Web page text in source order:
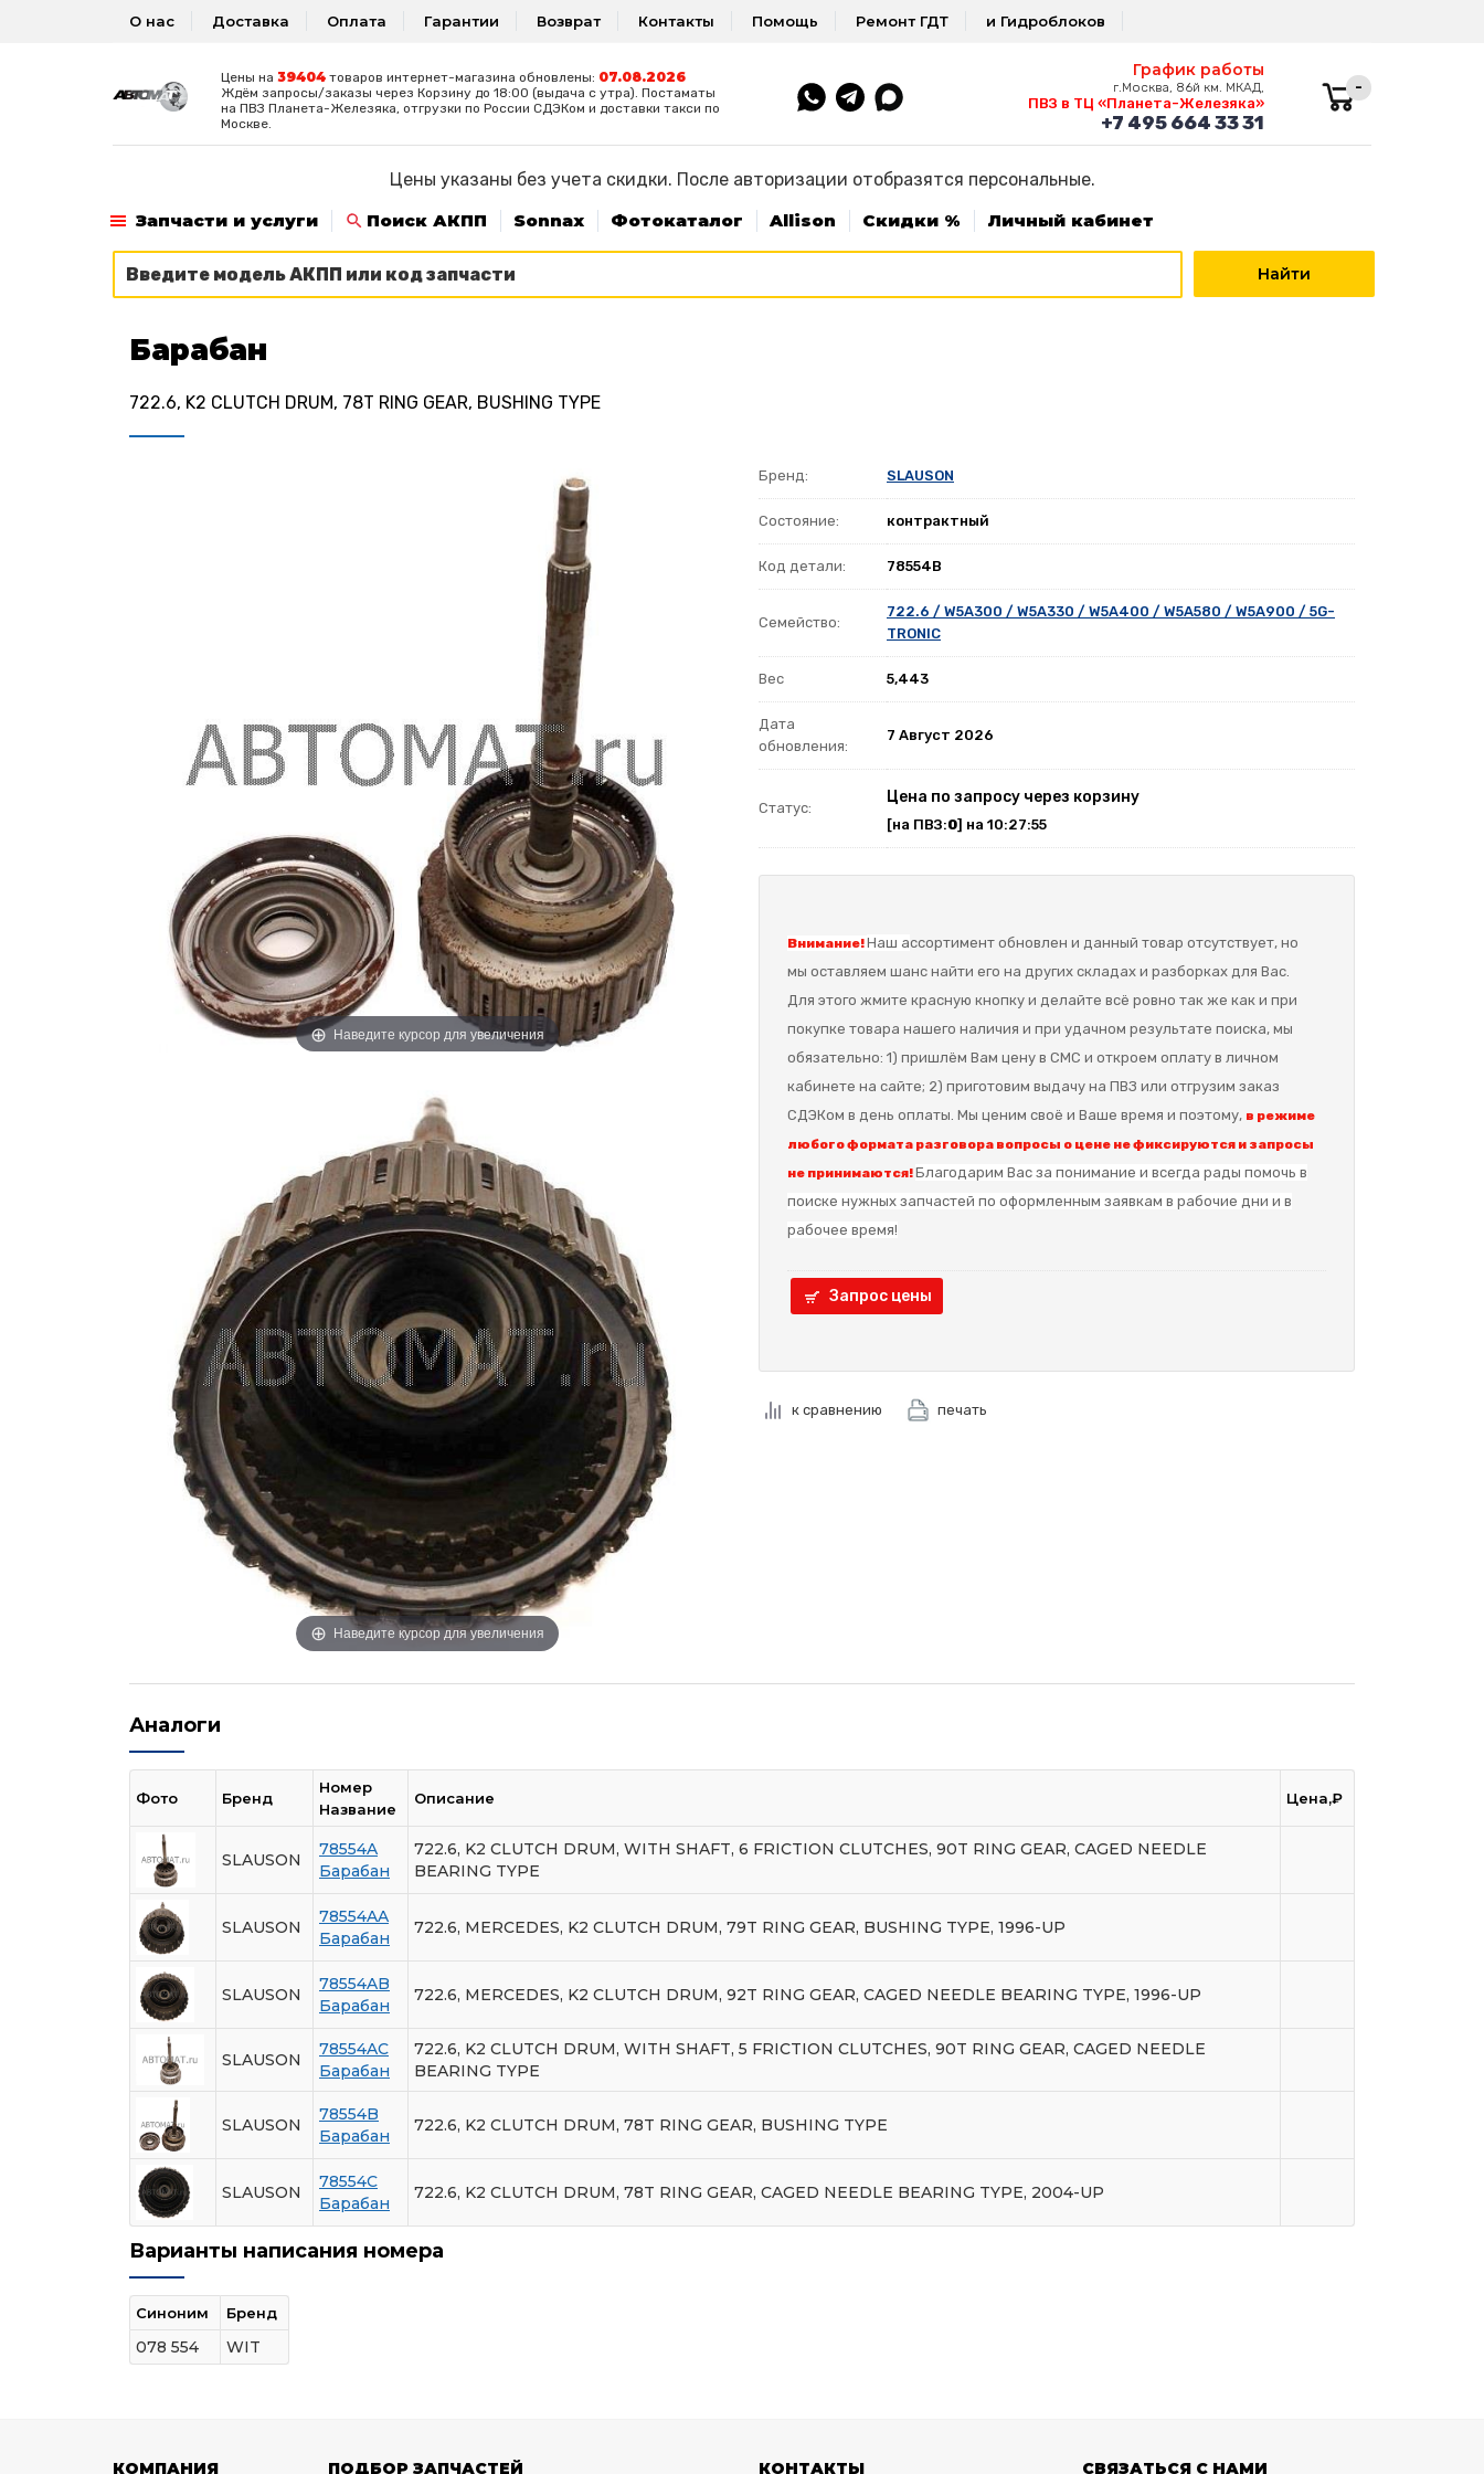
О нас Доставка Оплата Гарантии Возврат Контакты Помощь Ремонт ГДТ и Гидроблоков
Цены на 39404товаров интернет-магазина обновлены: 07.08.2026
Ждём запросы/заказы через Корзину до 18:00 (выдача с утра). Постаматы
на ПВЗ Планета-Железяка, отгрузки по России СДЭКом и доставки такси по
Москве.
График работы
г.Москва, 86й км. МКАД,
ПВЗ в ТЦ «Планета-Железяка»
+7 495 664 33 31
-
Цены указаны без учета скидки. После авторизации отобразятся персональные.
Запчасти и услуги
Поиск АКПП Sonnax Фотокаталог Allison Скидки % Личный кабинет
Барабан
722.6, K2 CLUTCH DRUM, 78T RING GEAR, BUSHING TYPE
Наведите курсор для увеличения
Наведите курсор для увеличения
Бренд: SLAUSON
Состояние: контрактный
Код детали: 78554B
Семейство:
722.6 / W5A300 / W5A330 / W5A400 / W5A580 / W5A900 / 5G-
TRONIC
Вес 5,443
Дата
обновления:
7 Август 2026
Статус:
Цена по запросу через корзину
[на ПВЗ:0] на 10:27:55
Внимание!Наш ассортимент обновлен и данный товар отсутствует, но
мы оставляем шанс найти его на других складах и разборках для Вас.
Для этого жмите красную кнопку и делайте всё ровно так же как и при
покупке товара нашего наличия и при удачном результате поиска, мы
обязательно: 1) пришлём Вам цену в СМС и откроем оплату в личном
кабинете на сайте; 2) приготовим выдачу на ПВЗ или отгрузим заказ
СДЭКом в день оплаты. Мы ценим своё и Ваше время и поэтому, в режиме
любого формата разговора вопросы о цене не фиксируются и запросы
не принимаются!Благодарим Вас за понимание и всегда рады помочь в
поиске нужных запчастей по оформленным заявкам в рабочие дни и в
рабочее время!
Запрос цены
к сравнению печать
Аналоги
Фото Бренд
Номер
Название
Описание Цена,₽
SLAUSON
78554A
Барабан
722.6, K2 CLUTCH DRUM, WITH SHAFT, 6 FRICTION CLUTCHES, 90T RING GEAR, CAGED NEEDLE
BEARING TYPE
SLAUSON
78554AA
Барабан
722.6, MERCEDES, K2 CLUTCH DRUM, 79T RING GEAR, BUSHING TYPE, 1996-UP
SLAUSON
78554AB
Барабан
722.6, MERCEDES, K2 CLUTCH DRUM, 92T RING GEAR, CAGED NEEDLE BEARING TYPE, 1996-UP
SLAUSON
78554AC
Барабан
722.6, K2 CLUTCH DRUM, WITH SHAFT, 5 FRICTION CLUTCHES, 90T RING GEAR, CAGED NEEDLE
BEARING TYPE
SLAUSON
78554B
Барабан
722.6, K2 CLUTCH DRUM, 78T RING GEAR, BUSHING TYPE
SLAUSON
78554C
Барабан
722.6, K2 CLUTCH DRUM, 78T RING GEAR, CAGED NEEDLE BEARING TYPE, 2004-UP
Варианты написания номера
Синоним Бренд
078 554 WIT
КОМПАНИЯ ПОДБОР ЗАПЧАСТЕЙ КОНТАКТЫ СВЯЗАТЬСЯ С НАМИ